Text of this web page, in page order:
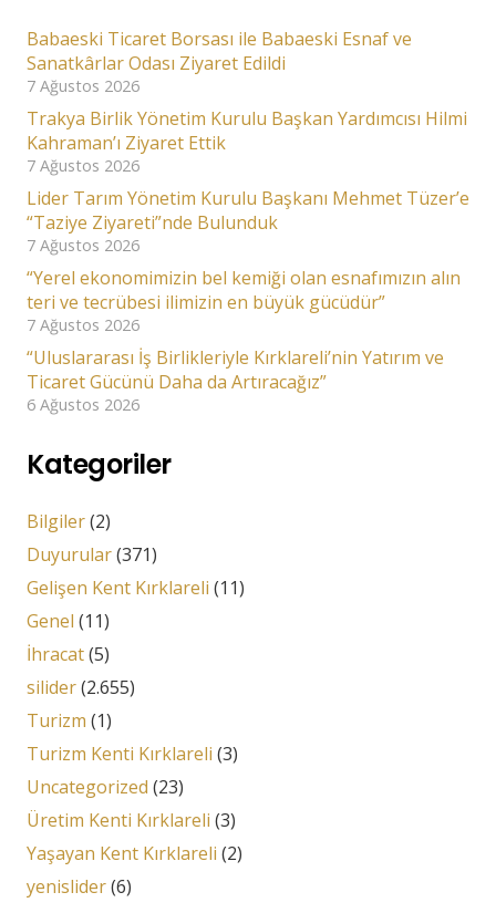
Babaeski Ticaret Borsası ile Babaeski Esnaf ve
Sanatkârlar Odası Ziyaret Edildi
7 Ağustos 2026
Trakya Birlik Yönetim Kurulu Başkan Yardımcısı Hilmi
Kahraman’ı Ziyaret Ettik
7 Ağustos 2026
Lider Tarım Yönetim Kurulu Başkanı Mehmet Tüzer’e
“Taziye Ziyareti”nde Bulunduk
7 Ağustos 2026
“Yerel ekonomimizin bel kemiği olan esnafımızın alın
teri ve tecrübesi ilimizin en büyük gücüdür”
7 Ağustos 2026
“Uluslararası İş Birlikleriyle Kırklareli’nin Yatırım ve
Ticaret Gücünü Daha da Artıracağız”
6 Ağustos 2026
Kategoriler
Bilgiler(2)
Duyurular(371)
Gelişen Kent Kırklareli (11)
Genel (11)
İhracat(5)
silider(2.655)
Turizm (1)
Turizm Kenti Kırklareli (3)
Uncategorized (23)
Üretim Kenti Kırklareli (3)
Yaşayan Kent Kırklareli (2)
yenislider(6)